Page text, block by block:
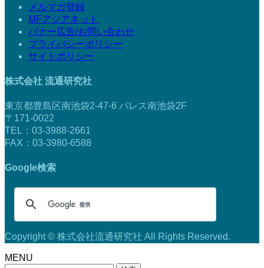
メルマガ登録
MFアジアネット
バナー広告/お問い合わせ
プライバシーポリシー
サイトポリシー
株式会社 流通研究社
東京都豊島区南池袋2-47-6 パレス南池袋2F
〒171-0022
TEL：03-3988-2661
FAX：03-3980-6588
Google検索
Copyright © 株式会社流通研究社 All Rights Reserved.
MENU